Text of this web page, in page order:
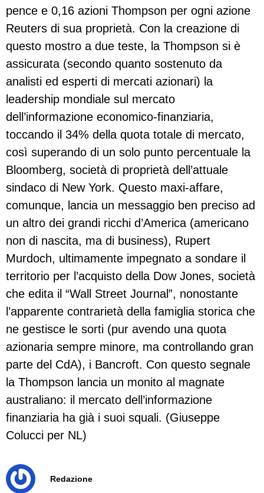
pence e 0,16 azioni Thompson per ogni azione
Reuters di sua proprietà. Con la creazione di
questo mostro a due teste, la Thompson si è
assicurata (secondo quanto sostenuto da
analisti ed esperti di mercati azionari) la
leadership mondiale sul mercato
dell’informazione economico-finanziaria,
toccando il 34% della quota totale di mercato,
così superando di un solo punto percentuale la
Bloomberg, società di proprietà dell’attuale
sindaco di New York. Questo maxi-affare,
comunque, lancia un messaggio ben preciso ad
un altro dei grandi ricchi d’America (americano
non di nascita, ma di business), Rupert
Murdoch, ultimamente impegnato a sondare il
territorio per l’acquisto della Dow Jones, società
che edita il “Wall Street Journal”, nonostante
l’apparente contrarietà della famiglia storica che
ne gestisce le sorti (pur avendo una quota
azionaria sempre minore, ma controllando gran
parte del CdA), i Bancroft. Con questo segnale
la Thompson lancia un monito al magnate
australiano: il mercato dell’informazione
finanziaria ha già i suoi squali. (Giuseppe
Colucci per NL)
Redazione